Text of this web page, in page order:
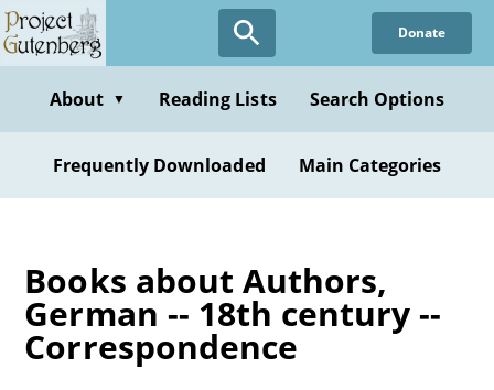
Skip
to
content
Donate
About ▼ Reading Lists Search Options
Frequently Downloaded Main Categories
Books about Authors,
German -- 18th century --
Correspondence